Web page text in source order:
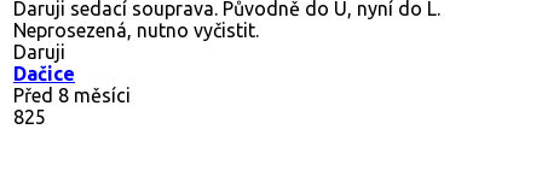
Daruji sedací souprava. Původně do U, nyní do L.
Neprosezená, nutno vyčistit.
Daruji
Dačice
Před 8 měsíci
825